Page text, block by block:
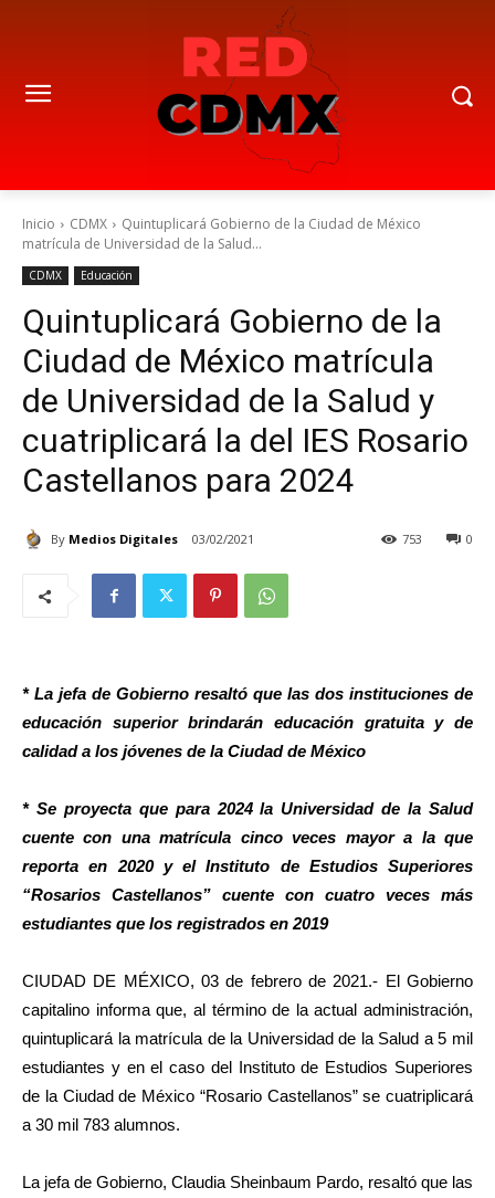
Inicio CDMX
Quintuplicará Gobierno de la Ciudad de México
matrícula de Universidad de la Salud...
CDMX Educación
Quintuplicará Gobierno de la
Ciudad de México matrícula
de Universidad de la Salud y
cuatriplicará la del IES Rosario
Castellanos para 2024
By Medios Digitales 03/02/2021 0
753
* La jefa de Gobierno resaltó que las dos instituciones de
educación superior brindarán educación gratuita y de
calidad a los jóvenes de la Ciudad de México
* Se proyecta que para 2024 la Universidad de la Salud
cuente con una matrícula cinco veces mayor a la que
reporta en 2020 y el Instituto de Estudios Superiores
“Rosarios Castellanos” cuente con cuatro veces más
estudiantes que los registrados en 2019
CIUDAD DE MÉXICO, 03 de febrero de 2021.- El Gobierno
capitalino informa que, al término de la actual administración,
quintuplicará la matrícula de la Universidad de la Salud a 5 mil
estudiantes y en el caso del Instituto de Estudios Superiores
de la Ciudad de México “Rosario Castellanos” se cuatriplicará
a 30 mil 783 alumnos.
La jefa de Gobierno, Claudia Sheinbaum Pardo, resaltó que las